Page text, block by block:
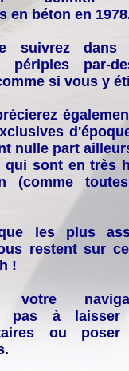
en béton en
suivrez dans
périples par-
si vous y
nulle part
qui sont en très
(comme
les plus
restent sur
!
votre
pas à laisser
ou